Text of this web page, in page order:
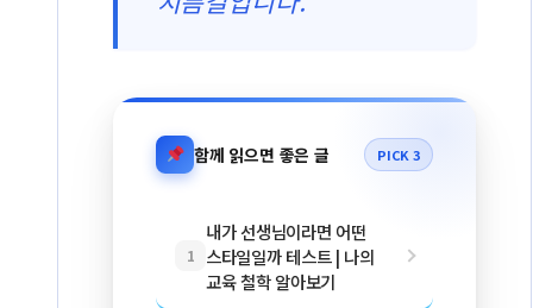
함께 읽으면 좋은 글 PICK 3
1
내가 선생님이라면 어떤
스타일일까 테스트 | 나의
교육 철학 알아보기